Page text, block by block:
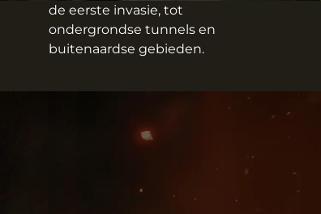
de eerste invasie, tot
ondergrondse tunnels en
buitenaardse gebieden.